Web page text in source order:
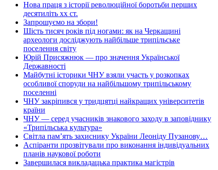
Нова праця з історії революційної боротьби перших
десятиліть хх ст.
Запрошуємо на збори!
Шість тисяч років під ногами: як на Черкащині
археологи досліджують найбільше трипільське
поселення світу
Юрій Присяжнюк — про значення Української
Державності
Майбутні історики ЧНУ взяли участь у розкопках
особливої споруди на найбільшому трипільському
поселенні
ЧНУ закріпився у тридцятці найкращих університетів
країни
ЧНУ — серед учасників знакового заходу в заповіднику
«Трипільська культура»
Світла пам’ять захиснику України Леоніду Пузанову…
Аспіранти прозвітували про виконання індивідуальних
планів наукової роботи
Завершилася викладацька практика магістрів